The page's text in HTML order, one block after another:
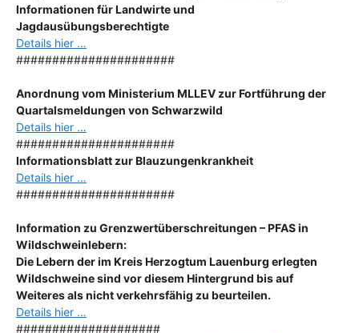
Informationen für Landwirte und
Jagdausübungsberechtigte
Details hier …
######################
Anordnung vom Ministerium MLLEV zur Fortführung der
Quartalsmeldungen von Schwarzwild
Details hier …
######################
Informationsblatt zur Blauzungenkrankheit
Details hier …
######################
Information zu Grenzwertüberschreitungen – PFAS in
Wildschweinlebern:
Die Lebern der im Kreis Herzogtum Lauenburg erlegten
Wildschweine sind vor diesem Hintergrund bis auf
Weiteres als nicht verkehrsfähig zu beurteilen.
Details hier …
####################